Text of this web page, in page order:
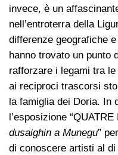
invece, è un
nell’entroterra della
differenze geografiche
hanno trovato un punto
rafforzare i legami tra
ai reciproci trascorsi
la famiglia dei Doria. In
l’esposizione
dusaighin a Munegu”
di conoscere artisti al